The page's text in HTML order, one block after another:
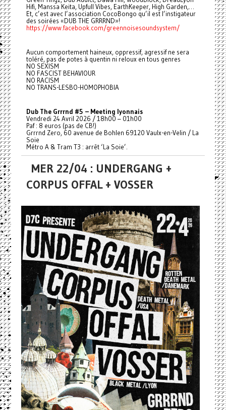
Hifi, Manssa Keita, Upfull Vibes, EarthKeeper, High Garden,…
Et, c’est avec l’association CocoBongo qu’il est l’instigateur
des soirées «DUB THE GRRRND»!
https://www.facebook.com/greennoisesoundsystem/
Aucun comportement haineux, oppressif, agressif ne sera
toléré, pas de potes à quentin ni reloux en tous genres
NO SEXISM
NO FASCIST BEHAVIOUR
NO RACISM
NO TRANS-LESBO-HOMOPHOBIA
Dub The Grrrnd #5 – Meeting lyonnais
Vendredi 24 Avril 2026 / 18h00 – 01h00
Paf : 8 euros (pas de CB!)
Grrrnd Zero, 60 avenue de Bohlen 69120 Vaulx-en-Velin / La
Soie
Métro A & Tram T3 : arrêt ‘La Soie’.
MER 22/04 : UNDERGANG +
CORPUS OFFAL + VOSSER